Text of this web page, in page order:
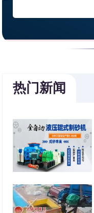
热门新闻